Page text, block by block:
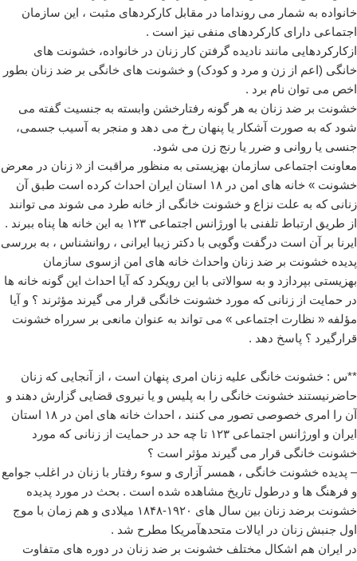
خانواده به شمار می رونداما در مقابل کارکردهای مثبت ، این سازمان
اجتماعی دارای کارکردهای منفی نیز است .
ازکارکردهایی مانند نادیده گرفتن کار زنان در خانواده، خشونت های
خانگی (اعم از زن و مرد و کودک) و خشونت های خانگی بر ضد زنان بطور
اخص می توان نام برد .
خشونت بر ضد زنان به هر گونه رفتارخشن وابسته به جنسیت گفته می
شود که به صورت آشکار یا پنهان رخ می دهد و منجر به آسیب جسمی،
جنسی یا روانی و ضرر یا رنج زن می شود.
معاونت اجتماعی سازمان بهزیستی به منظور مراقبت از « زنان در معرض
خشونت » خانه های امن در ۱۸ استان ایران احداث کرده است طبق آن
زنانی که به علت نزاع و خشونت خانگی از خانه طرد می شوند می توانند
از طریق ارتباط تلفنی با اورژانس اجتماعی ۱۲۳ به این خانه ها پناه ببرند .
ایرنا بر آن است درگفت وگویی با دکتر زیبا ایرانی ، روانشناس ، به بررسی
پدیده خشونت بر ضد زنان واحداث خانه های امن ازسوی سازمان
بهزیستی بپردازد و به سوالاتی با این رویکرد که آیا احداث این گونه خانه ها
در حمایت از زنانی که مورد خشونت خانگی قرار می گیرند مؤثرند ؟ و آیا
مؤلفه « نظارت اجتماعی » می تواند به عنوان مانعی بر سرراه خشونت
قرارگیرد ؟ پاسخ دهد .
**س : خشونت خانگی علیه زنان امری پنهان است ، از آنجایی که زنان
حاضرنیستند خشونت خانگی را به پلیس و یا نیروی قضایی گزارش دهند و
آن را امری خصوصی تصور می کنند ، احداث خانه های امن در ۱۸ استان
ایران و اورژانس اجتماعی ۱۲۳ تا چه حد در حمایت از زنانی که مورد
خشونت خانگی قرار می گیرند مؤثر است ؟
– پدیده خشونت خانگی ، همسر آزاری و سوء رفتار با زنان در اغلب جوامع
و فرهنگ ها و درطول تاریخ مشاهده شده است . بحث در مورد پدیده
خشونت برضد زنان بین سال های ۱۹۲۰-۱۸۴۸ میلادی و هم زمان با موج
اول جنبش زنان در ایالات متحدهآمریکا مطرح شد .
در ایران هم اشکال مختلف خشونت بر ضد زنان در دوره های متفاوت